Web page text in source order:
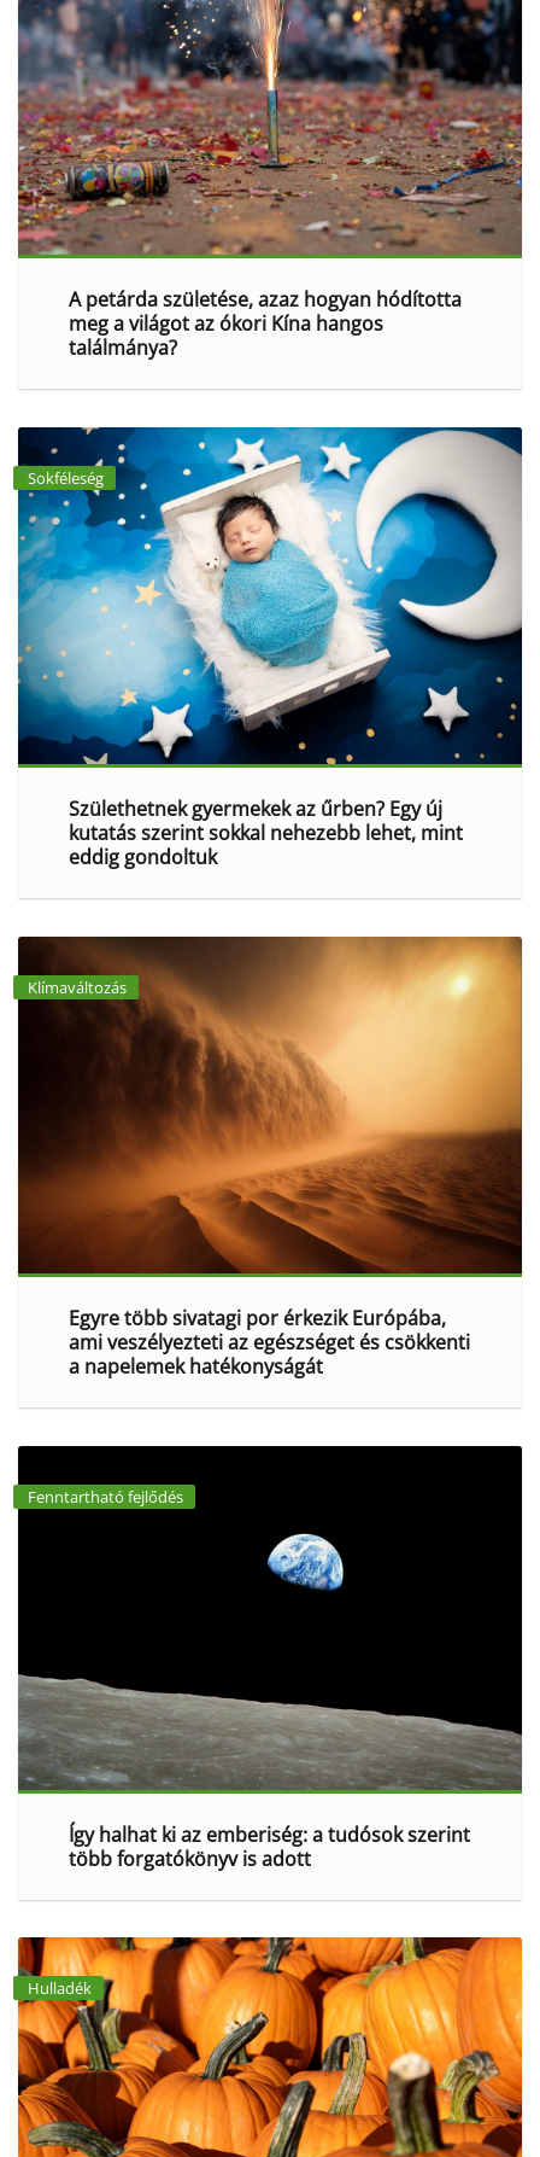
A petárda születése, azaz hogyan hódította
meg a világot az ókori Kína hangos
találmánya?
Sokféleség
Születhetnek gyermekek az űrben? Egy új
kutatás szerint sokkal nehezebb lehet, mint
eddig gondoltuk
Klímaváltozás
Egyre több sivatagi por érkezik Európába,
ami veszélyezteti az egészséget és csökkenti
a napelemek hatékonyságát
Fenntartható fejlődés
Így halhat ki az emberiség: a tudósok szerint
több forgatókönyv is adott
Hulladék